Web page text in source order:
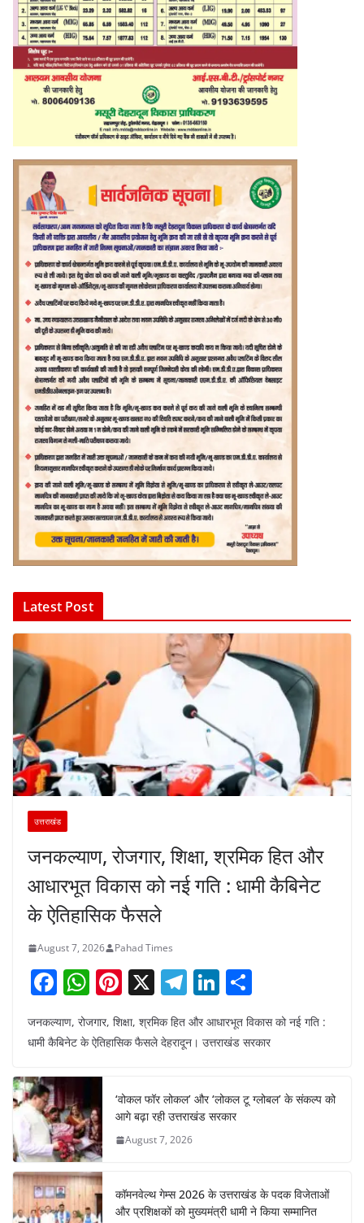
Latest Post
उत्तराखंड
जनकल्याण, रोजगार, शिक्षा, श्रमिक हित और
आधारभूत विकास को नई गति : धामी कैबिनेट
के ऐतिहासिक फैसले
August 7, 2026 Pahad Times
F
c
b
o
o
k
W
at
s
A
p
p
Pi
er
st
X T
el
e
a
m
Li
k
dI
n
h
ar
जनकल्याण, रोजगार, शिक्षा, श्रमिक हित और आधारभूत विकास को नई गति :
धामी कैबिनेट के ऐतिहासिक फैसले देहरादून। उत्तराखंड सरकार
‘वोकल फॉर लोकल’ और ‘लोकल टू ग्लोबल’ के संकल्प को
आगे बढ़ा रही उत्तराखंड सरकार
August 7, 2026
कॉमनवेल्थ गेम्स 2026 के उत्तराखंड के पदक विजेताओं
और प्रशिक्षकों को मुख्यमंत्री धामी ने किया सम्मानित